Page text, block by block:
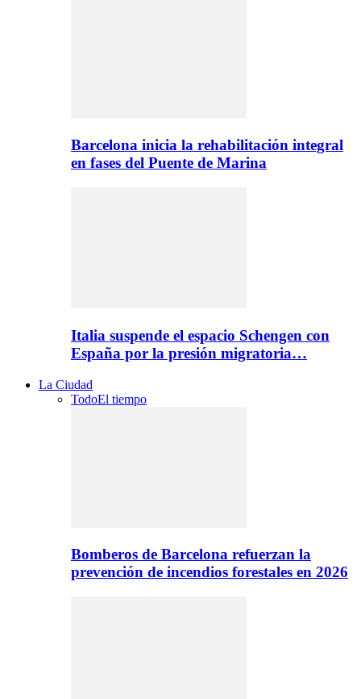
Barcelona inicia la rehabilitación integral
en fases del Puente de Marina
Italia suspende el espacio Schengen con
España por la presión migratoria…
La Ciudad
TodoEl tiempo
Bomberos de Barcelona refuerzan la
prevención de incendios forestales en 2026